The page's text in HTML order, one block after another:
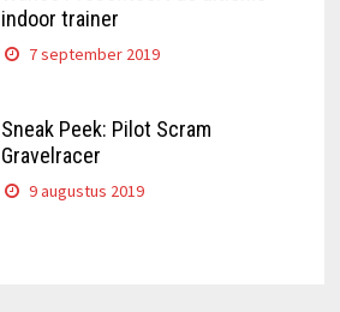
indoor trainer
7 september 2019
Sneak Peek: Pilot Scram
Gravelracer
9 augustus 2019